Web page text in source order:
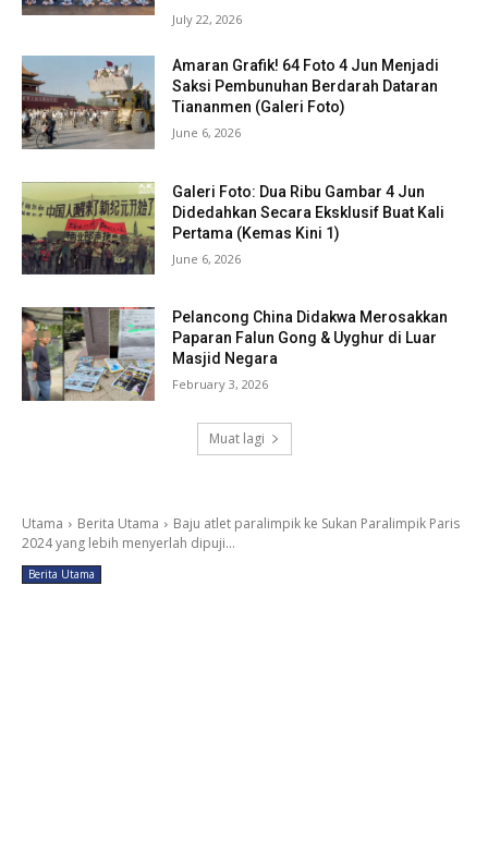
July 22, 2026
Amaran Grafik! 64 Foto 4 Jun Menjadi
Saksi Pembunuhan Berdarah Dataran
Tiananmen (Galeri Foto)
June 6, 2026
Galeri Foto: Dua Ribu Gambar 4 Jun
Didedahkan Secara Eksklusif Buat Kali
Pertama (Kemas Kini 1)
June 6, 2026
Pelancong China Didakwa Merosakkan
Paparan Falun Gong & Uyghur di Luar
Masjid Negara
February 3, 2026
Muat lagi